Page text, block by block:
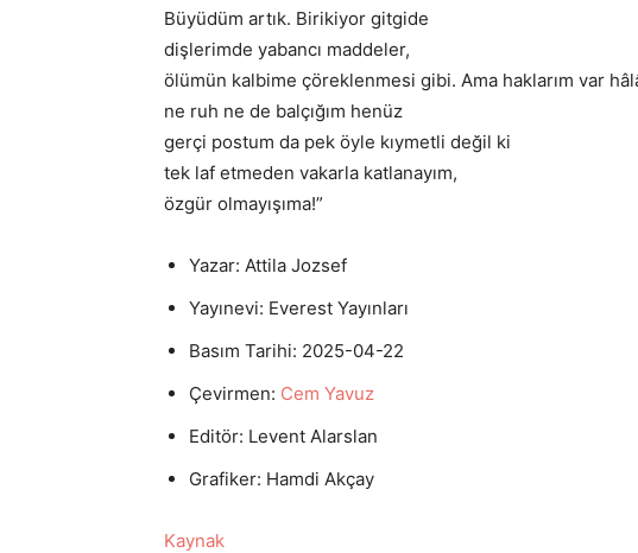
Büyüdüm artık. Birikiyor gitgide
dişlerimde yabancı maddeler,
ölümün kalbime çöreklenmesi gibi. Ama haklarım var
ne ruh ne de balçığım henüz
gerçi postum da pek öyle kıymetli değil ki
tek laf etmeden vakarla katlanayım,
özgür olmayışıma!”
Yazar: Attila Jozsef
Yayınevi: Everest Yayınları
Basım Tarihi: 2025-04-22
Çevirmen: Cem Yavuz
Editör: Levent Alarslan
Grafiker: Hamdi Akçay
Kaynak